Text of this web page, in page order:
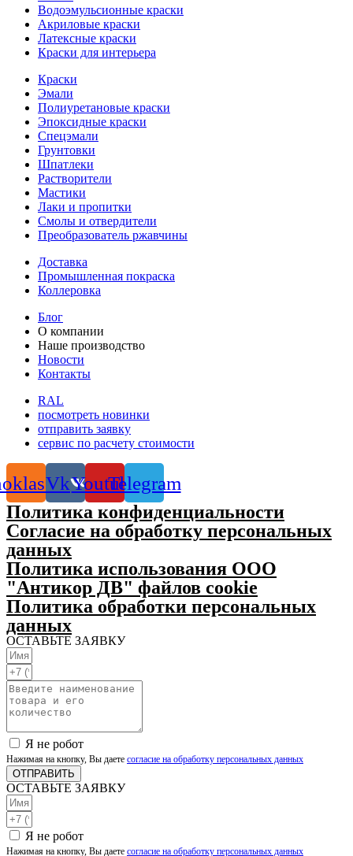
Водоэмульсионные краски
Акриловые краски
Латексные краски
Краски для интерьера
Краски
Эмали
Полиуретановые краски
Эпоксидные краски
Спецэмали
Грунтовки
Шпатлеки
Растворители
Мастики
Лаки и пропитки
Смолы и отвердители
Преобразователь ржавчины
Доставка
Промышленная покраска
Коллеровка
Блог
О компании
Наше производство
Новости
Контакты
RAL
посмотреть новинки
отправить заявку
сервис по расчету стоимости
VkYoutubeTelegram
Политика конфиденциальности
Согласие на обработку персональных
данных
Политика использования ООО
"Антикор ДВ" файлов cookie
Политика обработки персональных
данных
ОСТАВЬТЕ ЗАЯВКУ
Я не робот
Нажимая на кнопку, Вы даете согласие на обработку персональных данных
ОТПРАВИТЬ
ОСТАВЬТЕ ЗАЯВКУ
Я не робот
Нажимая на кнопку, Вы даете согласие на обработку персональных данных